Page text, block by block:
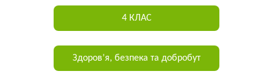
4 КЛАС
Здоров’я, безпека та добробут